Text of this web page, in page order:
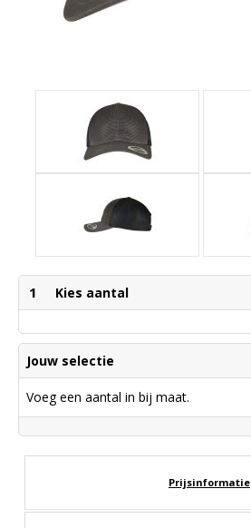
1 Kies aantal
Jouw selectie
Voeg een aantal in bij maat.
Prijsinformatie